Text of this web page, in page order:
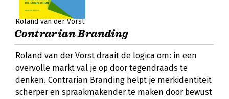
Roland van der Vorst
Contrarian Branding
Roland van der Vorst draait de logica om: in een
overvolle markt val je op door tegendraads te
denken. Contrarian Branding helpt je merkidentiteit
scherper en spraakmakender te maken door bewust